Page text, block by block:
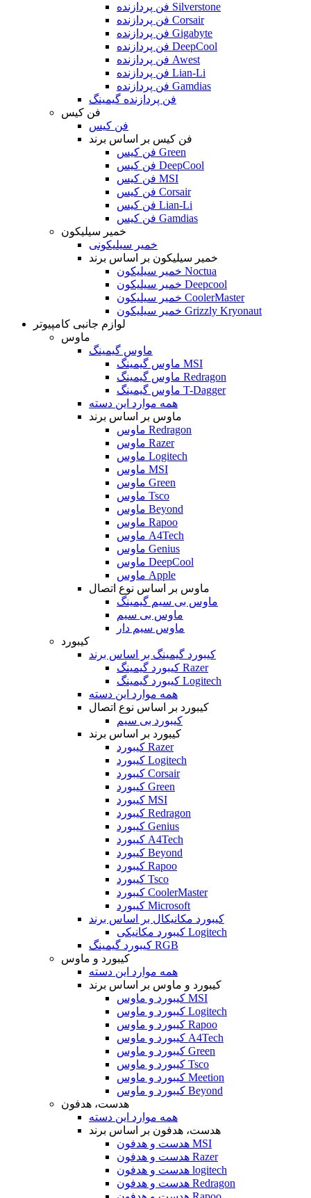
فن پردازنده Silverstone
فن پردازنده Corsair
فن پردازنده Gigabyte
فن پردازنده DeepCool
فن پردازنده Awest
فن پردازنده Lian-Li
فن پردازنده Gamdias
فن پردازنده گیمینگ
فن کیس
فن کیس
فن کیس بر اساس برند
فن کیس Green
فن کیس DeepCool
فن کیس MSI
فن کیس Corsair
فن کیس Lian-Li
فن کیس Gamdias
خمیر سیلیکون
خمیر سیلیکونی
خمیر سیلیکون بر اساس برند
خمیر سیلیکون Noctua
خمیر سیلیکون Deepcool
خمیر سیلیکون CoolerMaster
خمیر سیلیکون Grizzly Kryonaut
لوازم جانبی کامپیوتر
ماوس
ماوس گیمینگ
ماوس گیمینگ MSI
ماوس گیمینگ Redragon
ماوس گیمینگ T-Dagger
همه موارد این دسته
ماوس بر اساس برند
ماوس Redragon
ماوس Razer
ماوس Logitech
ماوس MSI
ماوس Green
ماوس Tsco
ماوس Beyond
ماوس Rapoo
ماوس A4Tech
ماوس Genius
ماوس DeepCool
ماوس Apple
ماوس بر اساس نوع اتصال
ماوس بی سیم گیمینگ
ماوس بی سیم
ماوس سیم دار
کیبورد
کیبورد گیمینگ بر اساس برند
کیبورد گیمینگ Razer
کیبورد گیمینگ Logitech
همه موارد این دسته
کیبورد بر اساس نوع اتصال
کیبورد بی سیم
کیبورد بر اساس برند
کیبورد Razer
کیبورد Logitech
کیبورد Corsair
کیبورد Green
کیبورد MSI
کیبورد Redragon
کیبورد Genius
کیبورد A4Tech
کیبورد Beyond
کیبورد Rapoo
کیبورد Tsco
کیبورد CoolerMaster
کیبورد Microsoft
کیبورد مکانیکال بر اساس برند
کیبورد مکانیکی Logitech
کیبورد گیمینگ RGB
کیبورد و ماوس
همه موارد این دسته
کیبورد و ماوس بر اساس برند
کیبورد و ماوس MSI
کیبورد و ماوس Logitech
کیبورد و ماوس Rapoo
کیبورد و ماوس A4Tech
کیبورد و ماوس Green
کیبورد و ماوس Tsco
کیبورد و ماوس Meetion
کیبورد و ماوس Beyond
هدست، هدفون
همه موارد این دسته
هدست، هدفون بر اساس برند
هدست و هدفون MSI
هدست و هدفون Razer
هدست و هدفون logitech
هدست و هدفون Redragon